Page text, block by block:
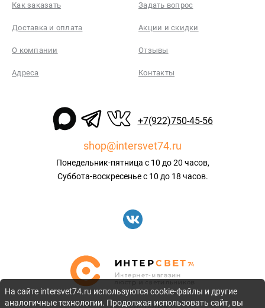
Как заказать Задать вопрос
Доставка и оплата Акции и скидки
О компании Отзывы
Адреса Контакты
+7(922)750-45-56
shop@intersvet74.ru
Понедельник-пятница с 10 до 20 часов,
Суббота-воскресенье с 10 до 18 часов.
На сайте intersvet74.ru используются cookie-файлы и другие
аналогичные технологии. Продолжая использовать сайт, вы